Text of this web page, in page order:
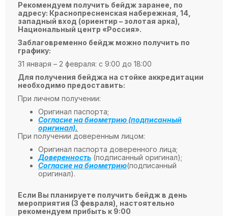
Рекомендуем получить бейдж заранее, по
адресу: Краснопресненская набережная, 14,
западный вход (ориентир – золотая арка),
Национальный центр «Россия».
Заблаговременно бейдж можно получить по
графику:
31 января – 2 февраля: с 9:00 до 18:00
Для получения бейджа на стойке аккредитации
необходимо предоставить:
При личном получении:
Оригинал паспорта;
Согласие на биометрию (подписанный
оригинал).
При получении доверенным лицом:
Оригинал паспорта доверенного лица;
Доверенность (подписанный оригинал);
Согласие на биометрию(подписанный
оригинал).
Если Вы планируете получить бейдж в день
мероприятия (3 февраля), настоятельно
рекомендуем прибыть к 9:00